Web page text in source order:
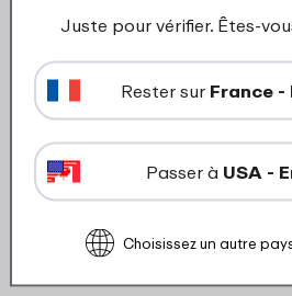
Juste pour vérifier. Êtes-
Rester sur France -
Passer à USA -